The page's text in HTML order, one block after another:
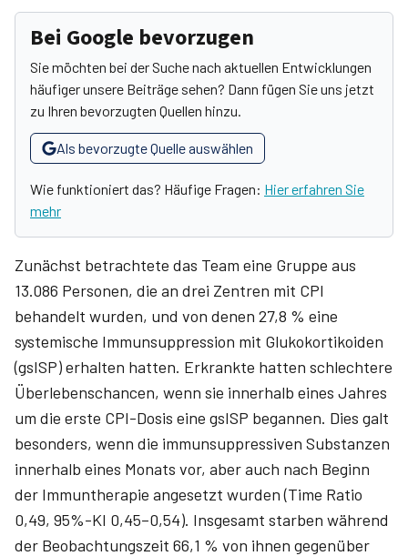
Bei Google bevorzugen
Sie möchten bei der Suche nach aktuellen Entwicklungen
häufiger unsere Beiträge sehen? Dann fügen Sie uns jetzt
zu Ihren bevorzugten Quellen hinzu.
Als bevorzugte Quelle auswählen
Wie funktioniert das? Häufige Fragen: Hier erfahren Sie
mehr
Zunächst betrachtete das Team eine Gruppe aus
13.086 Personen, die an drei Zentren mit CPI
behandelt wurden, und von denen 27,8 % eine
systemische Immunsuppression mit Glukokortikoiden
(gsISP) erhalten hatten. Erkrankte hatten schlechtere
Überlebenschancen, wenn sie innerhalb eines Jahres
um die erste CPI-Dosis eine gsISP begannen. Dies galt
besonders, wenn die immunsuppressiven Substanzen
innerhalb eines Monats vor, aber auch nach Beginn
der Immuntherapie angesetzt wurden (Time Ratio
0,49, 95%-KI 0,45–0,54). Insgesamt starben während
der Beobachtungszeit 66,1 % von ihnen gegenüber